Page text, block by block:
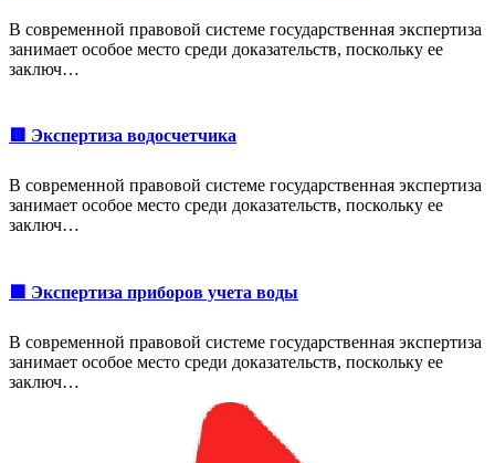
В современной правовой системе государственная экспертиза
занимает особое место среди доказательств, поскольку ее
заключ…
🟥 Экспертиза водосчетчика
В современной правовой системе государственная экспертиза
занимает особое место среди доказательств, поскольку ее
заключ…
🟩 Экспертиза приборов учета воды
В современной правовой системе государственная экспертиза
занимает особое место среди доказательств, поскольку ее
заключ…